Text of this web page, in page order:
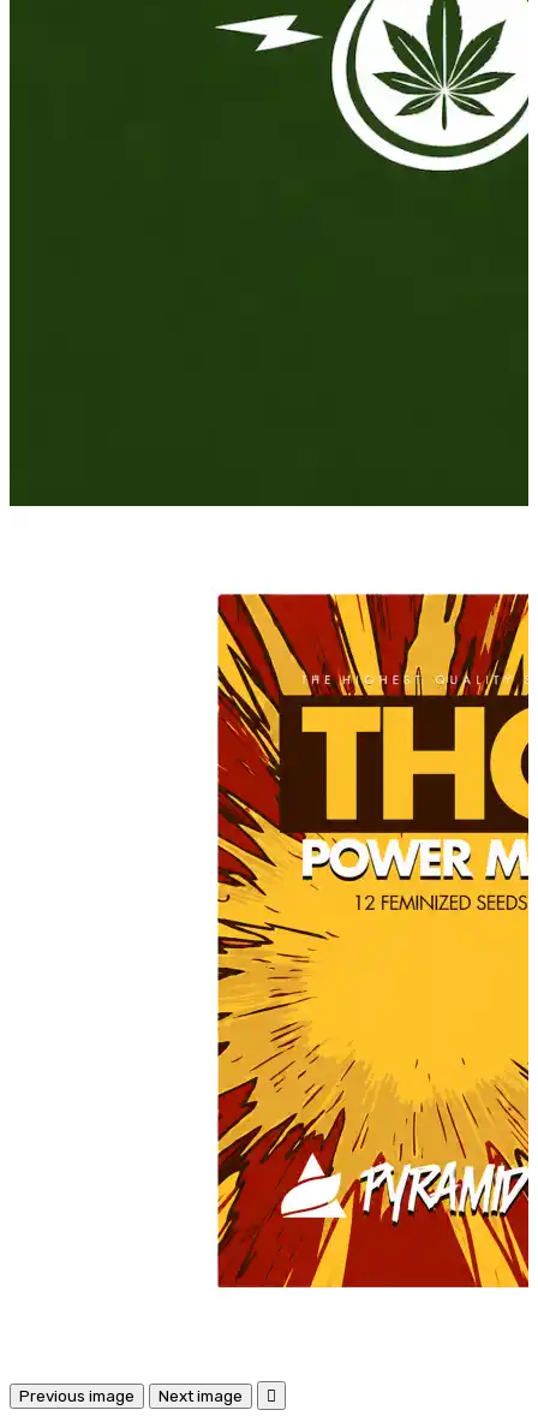
Previous image Next image 